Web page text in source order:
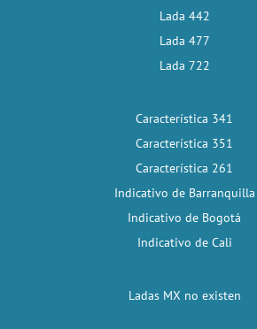
Lada 442
Lada 477
Lada 722
Característica 341
Característica 351
Característica 261
Indicativo de Barranquilla
Indicativo de Bogotá
Indicativo de Cali
Ladas MX no existen